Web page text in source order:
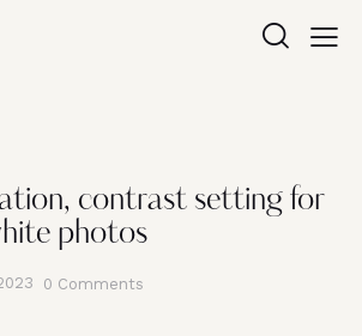
contrast setting for
photos
0 Comments